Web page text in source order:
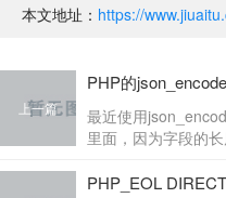
本文地址： https://
上一篇
最近使用
里面，因为字段的
PHP_EOL